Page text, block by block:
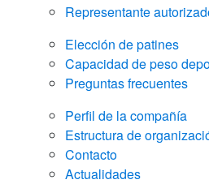
Representante
Elección de patines
Capacidad de peso
Preguntas frecuentes
Perfil de la compañía
Estructura de
Contacto
Actualidades